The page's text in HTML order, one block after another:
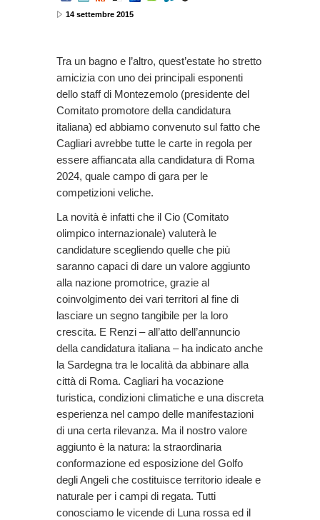
14 settembre 2015
Tra un bagno e l’altro, quest’estate ho stretto
amicizia con uno dei principali esponenti
dello staff di Montezemolo (presidente del
Comitato promotore della candidatura
italiana) ed abbiamo convenuto sul fatto che
Cagliari avrebbe tutte le carte in regola per
essere affiancata alla candidatura di Roma
2024, quale campo di gara per le
competizioni veliche.
La novità è infatti che il Cio (Comitato
olimpico internazionale) valuterà le
candidature scegliendo quelle che più
saranno capaci di dare un valore aggiunto
alla nazione promotrice, grazie al
coinvolgimento dei vari territori al fine di
lasciare un segno tangibile per la loro
crescita. E Renzi – all’atto dell’annuncio
della candidatura italiana – ha indicato anche
la Sardegna tra le località da abbinare alla
città di Roma. Cagliari ha vocazione
turistica, condizioni climatiche e una discreta
esperienza nel campo delle manifestazioni
di una certa rilevanza. Ma il nostro valore
aggiunto è la natura: la straordinaria
conformazione ed esposizione del Golfo
degli Angeli che costituisce territorio ideale e
naturale per i campi di regata. Tutti
conosciamo le vicende di Luna rossa ed il